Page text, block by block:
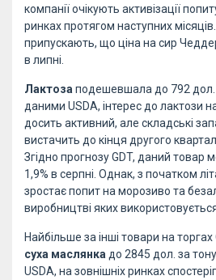
компанії очікують активізації
ринках протягом наступних
припускають, що ціна на сир
в липні.
Лактоза подешевшала до 792 дол.
даними USDA, інтерес до лактози
досить активний, але складські
вистачить до кінця другого
Згідно прогнозу GDT, даний товар
1,9% в серпні. Однак, з початком
зростає попит на морозиво та
виробництві яких
Найбільше за інші товари на
суха маслянка до 2845 дол. за
USDA, на зовнішніх ринках